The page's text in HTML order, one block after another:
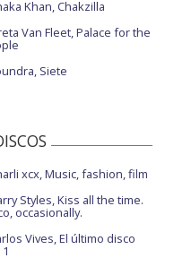
Khan, Chakzilla
Van Fleet, Palace for the
Siete
xcx, Music, fashion, film
Styles, Kiss all the time.
occasionally.
Vives, El último disco